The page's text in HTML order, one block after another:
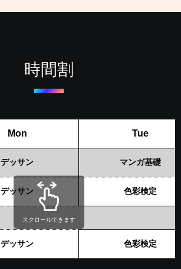
時間割
Mon Tue
デッサン マンガ基礎
デッサン 色彩検定
デッサン 色彩検定
スクロールできます